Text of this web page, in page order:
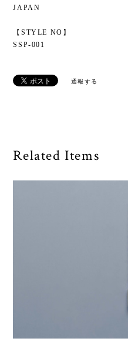
JAPAN
【STYLE NO】
SSP-001
通報する
Related Items